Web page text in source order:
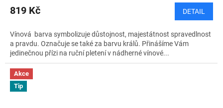
819 Kč DETAIL
Vínová barva symbolizuje důstojnost, majestátnost spravedlnost
a pravdu. Označuje se také za barvu králů. Přinášíme Vám
jedinečnou přízi na ruční pletení v nádherné vínové...
Akce
Tip